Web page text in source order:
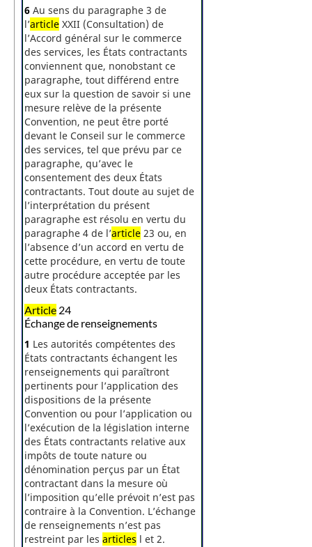
6 Au sens du paragraphe 3 de
l’article XXII (Consultation) de
l’Accord général sur le commerce
des services, les États contractants
conviennent que, nonobstant ce
paragraphe, tout différend entre
eux sur la question de savoir si une
mesure relève de la présente
Convention, ne peut être porté
devant le Conseil sur le commerce
des services, tel que prévu par ce
paragraphe, qu’avec le
consentement des deux États
contractants. Tout doute au sujet de
l’interprétation du présent
paragraphe est résolu en vertu du
paragraphe 4 de l’article 23 ou, en
l’absence d’un accord en vertu de
cette procédure, en vertu de toute
autre procédure acceptée par les
deux États contractants.
Article 24
Échange de renseignements
1 Les autorités compétentes des
États contractants échangent les
renseignements qui paraîtront
pertinents pour l’application des
dispositions de la présente
Convention ou pour l’application ou
l’exécution de la législation interne
des États contractants relative aux
impôts de toute nature ou
dénomination perçus par un État
contractant dans la mesure où
l’imposition qu’elle prévoit n’est pas
contraire à la Convention. L’échange
de renseignements n’est pas
restreint par les articles l et 2.